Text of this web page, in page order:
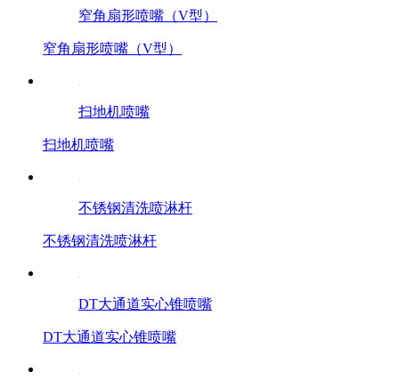
窄角扇形喷嘴（V型）
窄角扇形喷嘴（V型）
扫地机喷嘴
扫地机喷嘴
不锈钢清洗喷淋杆
不锈钢清洗喷淋杆
DT大通道实心锥喷嘴
DT大通道实心锥喷嘴